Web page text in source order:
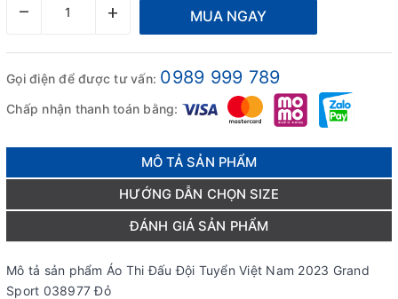
– + MUA NGAY
Gọi điện để được tư vấn: 0989 999 789
Chấp nhận thanh toán bằng:
MÔ TẢ SẢN PHẨM
HƯỚNG DẪN CHỌN SIZE
ĐÁNH GIÁ SẢN PHẨM
Mô tả sản phẩm Áo Thi Đấu Đội Tuyển Việt Nam 2023 Grand
Sport 038977 Đỏ